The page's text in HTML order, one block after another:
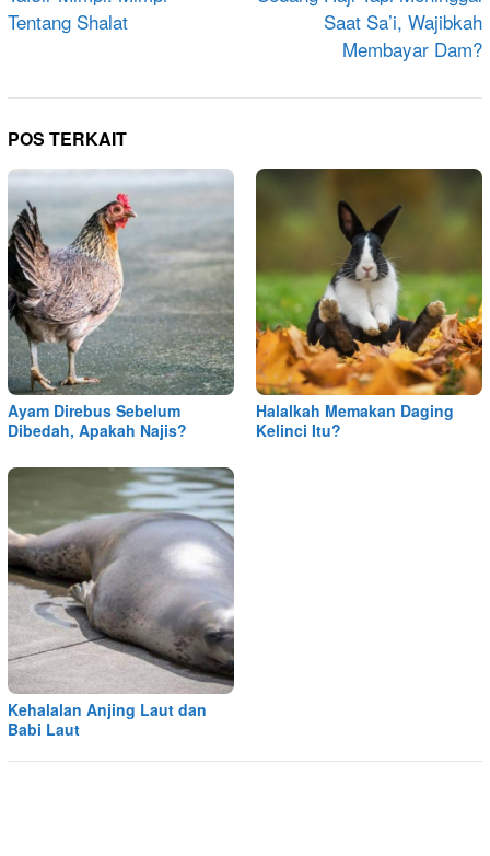
Tentang Shalat
Saat Sa’i, Wajibkah
Membayar Dam?
POS TERKAIT
Ayam Direbus Sebelum
Dibedah, Apakah Najis?
Halalkah Memakan Daging
Kelinci Itu?
Kehalalan Anjing Laut dan
Babi Laut